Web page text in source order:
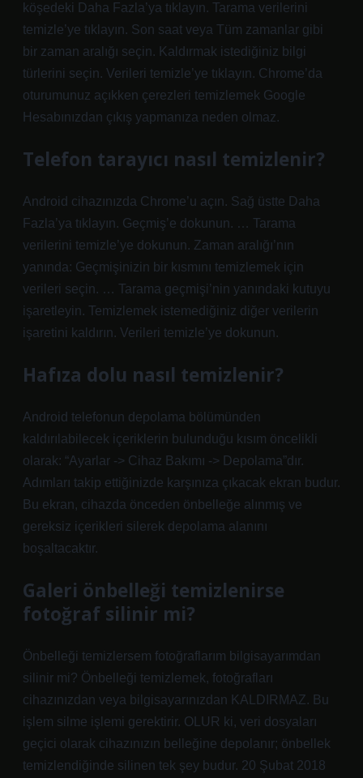
köşedeki Daha Fazla’ya tıklayın. Tarama verilerini
temizle’ye tıklayın. Son saat veya Tüm zamanlar gibi
bir zaman aralığı seçin. Kaldırmak istediğiniz bilgi
türlerini seçin. Verileri temizle’ye tıklayın. Chrome’da
oturumunuz açıkken çerezleri temizlemek Google
Hesabınızdan çıkış yapmanıza neden olmaz.
Telefon tarayıcı nasıl temizlenir?
Android cihazınızda Chrome’u açın. Sağ üstte Daha
Fazla’ya tıklayın. Geçmiş’e dokunun. … Tarama
verilerini temizle’ye dokunun. Zaman aralığı’nın
yanında: Geçmişinizin bir kısmını temizlemek için
verileri seçin. … Tarama geçmişi’nin yanındaki kutuyu
işaretleyin. Temizlemek istemediğiniz diğer verilerin
işaretini kaldırın. Verileri temizle’ye dokunun.
Hafıza dolu nasıl temizlenir?
Android telefonun depolama bölümünden
kaldırılabilecek içeriklerin bulunduğu kısım öncelikli
olarak: “Ayarlar -> Cihaz Bakımı -> Depolama”dır.
Adımları takip ettiğinizde karşınıza çıkacak ekran budur.
Bu ekran, cihazda önceden önbelleğe alınmış ve
gereksiz içerikleri silerek depolama alanını
boşaltacaktır.
Galeri önbelleği temizlenirse
fotoğraf silinir mi?
Önbelleği temizlersem fotoğraflarım bilgisayarımdan
silinir mi? Önbelleği temizlemek, fotoğrafları
cihazınızdan veya bilgisayarınızdan KALDIRMAZ. Bu
işlem silme işlemi gerektirir. OLUR ki, veri dosyaları
geçici olarak cihazınızın belleğine depolanır; önbellek
temizlendiğinde silinen tek şey budur. 20 Şubat 2018